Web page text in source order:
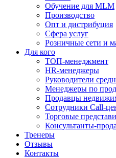
Обучение для MLM
Производство
Опт и дистрибуция
Сфера услуг
Розничные сети и
Для кого
ТОП-менеджмент
HR-менеджеры
Руководители
Менеджеры по
Продавцы
Сотрудники Call-
Торговые
Консультанты-
Тренеры
Отзывы
Контакты